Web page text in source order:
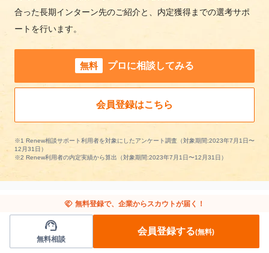
合った長期インターン先のご紹介と、内定獲得までの選考サポ
ートを行います。
無料 プロに相談してみる
会員登録はこちら
※1 Renew相談サポート利用者を対象にしたアンケート調査（対象期間:2023年7月1日〜
12月31日）
※2 Renew利用者の内定実績から算出（対象期間:2023年7月1日〜12月31日）
他の条件から長期インターンを探す
handshake 無料登録で、企業からスカウトが届く！
support_agent
無料相談
会員登録する(無料)